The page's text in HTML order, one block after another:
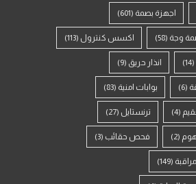
اجهزة بصمة (601)
وجة (58) اكسس كنترول (113)
(14) انذار حريق (9)
(6) بوابات امنية (83)
(4) ترنستايل (27)
(2) فحص حقائب (3)
(149)